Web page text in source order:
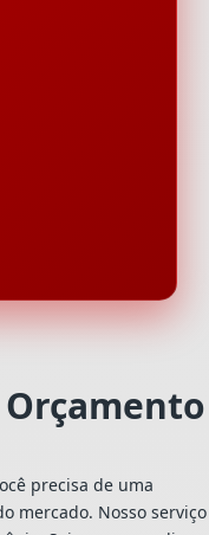
precisa de uma
mercado. Nosso serviço